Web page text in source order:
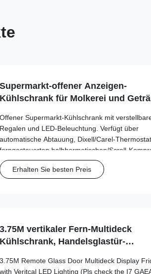
Supermarkt-offener Anzeigen-
Kühlschrank für Molkerei und
Offener Supermarkt-Kühlschrank mit
Regalen und LED-Beleuchtung. Verfügt über
automatische Abtauung, Dixell/Carel-Thermostat,
ferngesteuerten halbhermetischen/Scroll-
und mehrere Kältemitteloptionen. Bietet 15 %
Energieeinsparung, optimierte Raumnutzung und
Erhalten Sie besten Preis
3.75M vertikaler Fern-Multideck
Kühlschrank, Handelsglastür-
3.75M Remote Glass Door Multideck Display
with Veritcal LED Lighting (Pls check the I7